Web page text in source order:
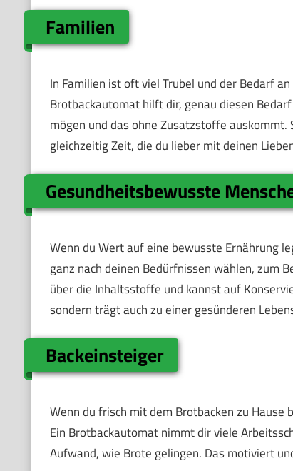
Familien
In Familien ist oft viel Trubel und der Bedarf
Brotbackautomat hilft dir, genau diesen
mögen und das ohne Zusatzstoffe
gleichzeitig Zeit, die du lieber mit deinen
Gesundheitsbewusste
Wenn du Wert auf eine bewusste Ernährung
ganz nach deinen Bedürfnissen wählen, zum
über die Inhaltsstoffe und kannst auf
sondern trägt auch zu einer gesünderen
Backeinsteiger
Wenn du frisch mit dem Brotbacken zu Hause
Ein Brotbackautomat nimmt dir viele
Aufwand, wie Brote gelingen. Das motiviert